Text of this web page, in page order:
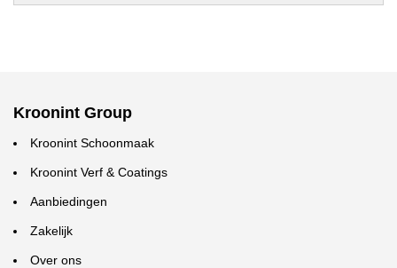
Kroonint Group
Kroonint Schoonmaak
Kroonint Verf & Coatings
Aanbiedingen
Zakelijk
Over ons